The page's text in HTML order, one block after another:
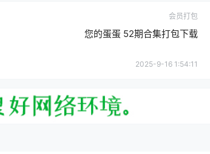
会员打包
您的蛋蛋 52期合集打包下载
2025-9-16 1:54:11